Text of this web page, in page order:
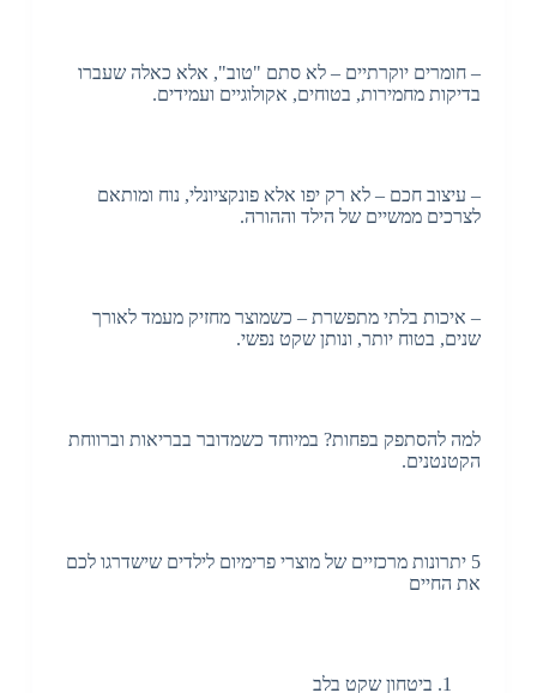
– חומרים יוקרתיים – לא סתם "טוב", אלא כאלה שעברו
בדיקות מחמירות, בטוחים, אקולוגיים ועמידים.
– עיצוב חכם – לא רק יפו אלא פונקציונלי, נוח ומותאם
לצרכים ממשיים של הילד וההורה.
– איכות בלתי מתפשרת – כשמוצר מחזיק מעמד לאורך
שנים, בטוח יותר, ונותן שקט נפשי.
למה להסתפק בפחות? במיוחד כשמדובר בבריאות וברווחת
הקטנטנים.
5 יתרונות מרכזיים של מוצרי פרימיום לילדים שישדרגו לכם
את החיים
ביטחון שקט בלב